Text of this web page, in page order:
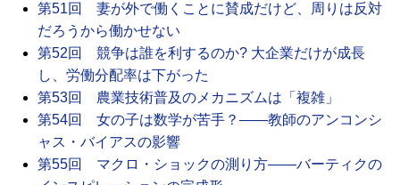
第51回 妻が外で働くことに賛成だけど、周りは反対
だろうから働かせない
第52回 競争は誰を利するのか? 大企業だけが成長
し、労働分配率は下がった
第53回 農業技術普及のメカニズムは「複雑」
第54回 女の子は数学が苦手？――教師のアンコンシ
ャス・バイアスの影響
第55回 マクロ・ショックの測り方――バーティクの